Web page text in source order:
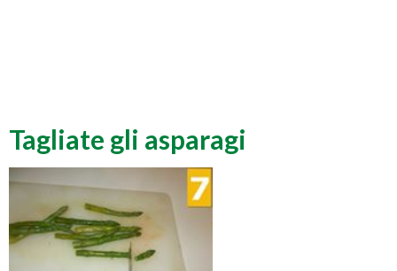
Tagliate gli asparagi